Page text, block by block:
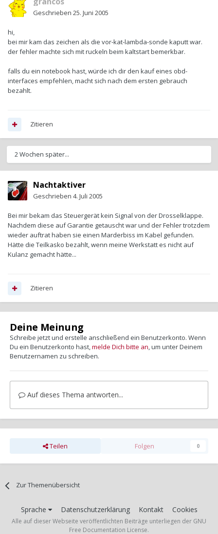
Geschrieben 25. Juni 2005
hi,
bei mir kam das zeichen als die vor-kat-lambda-sonde kaputt war.
der fehler machte sich mit ruckeln beim kaltstart bemerkbar.
falls du ein notebook hast, würde ich dir den kauf eines obd-
interfaces empfehlen, macht sich nach dem ersten gebrauch
bezahlt.
Zitieren
2 Wochen später...
Nachtaktiver
Geschrieben 4. Juli 2005
Bei mir bekam das Steuergerät kein Signal von der Drosselklappe.
Nachdem diese auf Garantie getauscht war und der Fehler trotzdem
wieder auftrat haben sie einen Marderbiss im Kabel gefunden.
Hätte die Teilkasko bezahlt, wenn meine Werkstatt es nicht auf
Kulanz gemacht hätte...
Zitieren
Deine Meinung
Schreibe jetzt und erstelle anschließend ein Benutzerkonto. Wenn
Du ein Benutzerkonto hast,melde Dich bitte an, um unter Deinem
Benutzernamen zu schreiben.
Auf dieses Thema antworten...
Teilen Folgen 0
Zur Themenübersicht
Sprache Datenschutzerklärung Kontakt Cookies
Alle auf dieser Webseite veröffentlichten Beiträge unterliegen der GNU
Free Documentation License.